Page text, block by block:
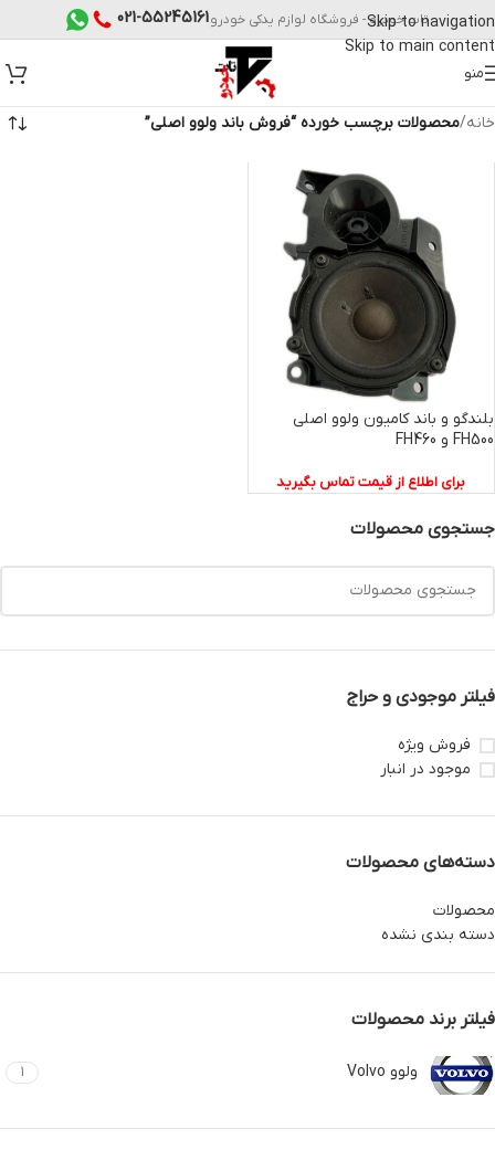
Skip to navigation
Skip to main content
تات خودرو - فروشگاه لوازم یدکی خودرو021-55245161
منو
جستجوی محصولات
فیلتر موجودی و حراج
فروش ویژه
موجود در انبار
دسته‌های محصولات
محصولات
دسته بندی نشده
فیلتر برند محصولات
ولوو Volvo 1
خانه/محصولات برچسب خورده “فروش باند ولوو اصلی”
بلندگو و باند کامیون ولوو اصلی
FH500 و FH460
برای اطلاع از قیمت تماس بگیرید